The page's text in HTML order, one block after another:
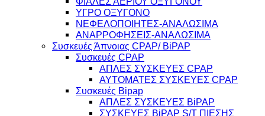
ΥΓΡΟ ΟΞΥΓΟΝΟ
ΝΕΦΕΛΟΠΟΙΗΤΕΣ-ΑΝΑΛΩΣΙΜΑ
ΑΝΑΡΡΟΦΗΣΕΙΣ-ΑΝΑΛΩΣΙΜΑ
Συσκευές Άπνοιας CPAP/ BiPAP
Συσκευές CPAP
ΑΠΛΕΣ ΣΥΣΚΕΥΕΣ CPAP
ΑΥΤΟΜΑΤΕΣ ΣΥΣΚΕΥΕΣ CPAP
Συσκευές Bipap
ΑΠΛΕΣ ΣΥΣΚΕΥΕΣ BiPAP
ΣΥΣΚΕΥΕΣ BiPAP S/T ΠΙΕΣΗΣ